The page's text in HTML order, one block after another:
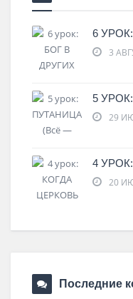
6
3
5
29
4
20
Последние